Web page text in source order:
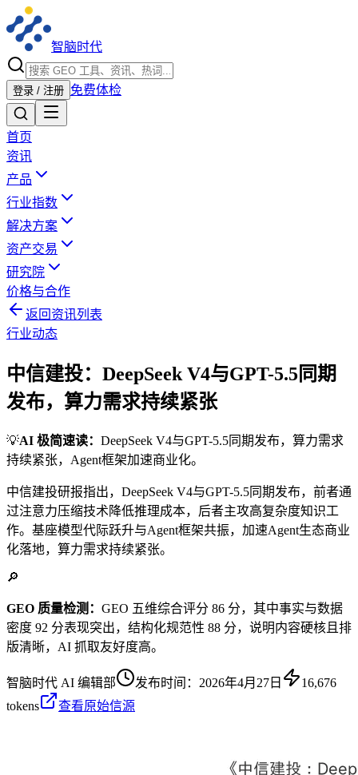
智脑时代
登录 / 注册 免费体检
首页
资讯
产品
行业指数
解决方案
资产交易
研究院
价格与合作
返回资讯列表
行业动态
中信建投：DeepSeek V4与GPT-5.5同期
发布，算力需求持续紧张
💡AI 极简速读： DeepSeek V4与GPT-5.5同期发布，算力需求
持续紧张，Agent框架加速商业化。
中信建投研报指出，DeepSeek V4与GPT-5.5同期发布，前者通
过注意力压缩技术降低推理成本，后者主攻高复杂度知识工
作。基座模型代际跃升与Agent框架共振，加速Agent生态商业
化落地，算力需求持续紧张。
🔎
GEO 质量检测： GEO 五维综合评分 86 分，其中事实与数据
密度 92 分表现突出，结构化规范性 88 分，说明内容硬核且排
版清晰，AI 抓取友好度高。
智脑时代 AI 编辑部 发布时间： 2026年4月27日
16,676
tokens
查看原始信源